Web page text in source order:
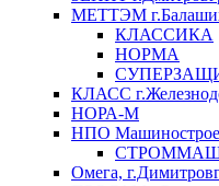
МЕТТЭМ
КЛАССИКА
НОРМА
КЛАСС
НОРА-М
НПО
Омега,